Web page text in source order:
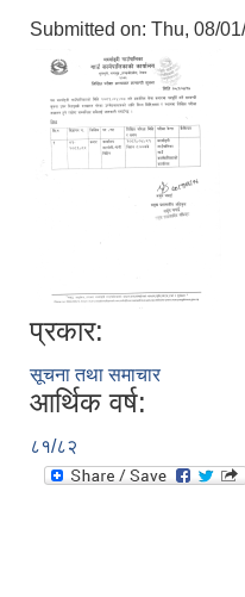
Submitted on: Thu, 08/
प्रकार:
सूचना तथा समाचार
आर्थिक वर्ष:
८१/८२